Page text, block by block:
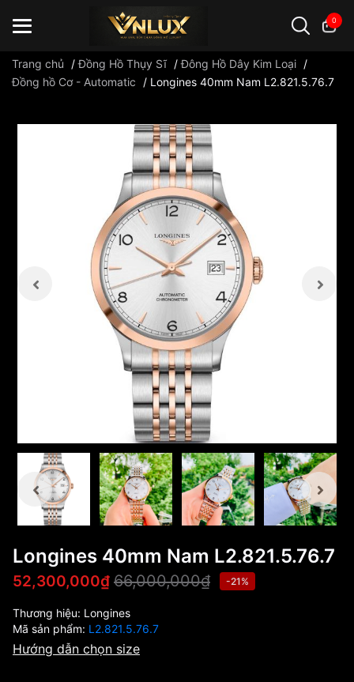
0
Trang chủ /Đồng Hồ Thụy Sĩ /Đông Hồ Dây Kim Loại /
Đồng hồ Cơ - Automatic
/ Longines 40mm Nam L2.821.5.76.7
Longines 40mm Nam L2.821.5.76.7
52,300,000₫ 66,000,000₫ -21%
Thương hiệu: Longines
Mã sản phẩm: L2.821.5.76.7
Hướng dẫn chọn size